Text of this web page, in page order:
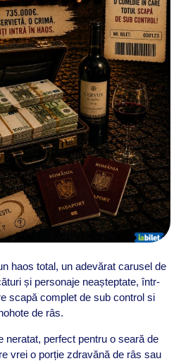
haos total, un adevărat carusel de
și personaje neașteptate, într-
scapă complet de sub control si
de râs.
neratat, perfect pentru o seară de
vrei o porție zdravănă de râs sau